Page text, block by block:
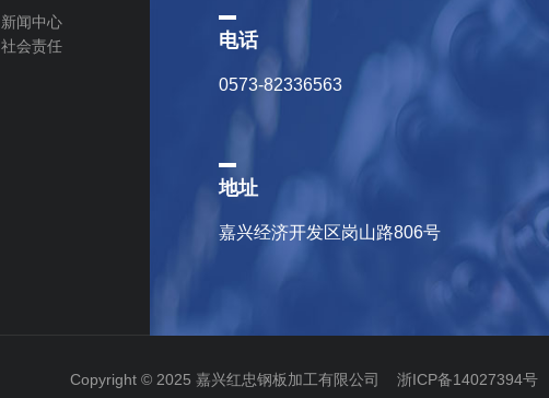
新闻中心
社会责任
电话
0573-82336563
地址
嘉兴经济开发区岗山路806号
Copyright © 2025 嘉兴红忠钢板加工有限公司 浙ICP备14027394号